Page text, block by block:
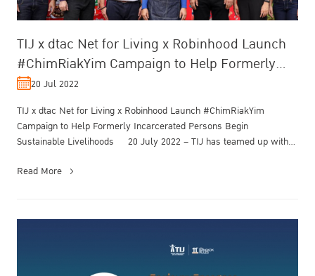
TIJ x dtac Net for Living x Robinhood Launch
#ChimRiakYim Campaign to Help Formerly
Incarcerated Persons Begin Sustainab...
20 Jul 2022
TIJ x dtac Net for Living x Robinhood Launch #ChimRiakYim
Campaign to Help Formerly Incarcerated Persons Begin
Sustainable Livelihoods 20 July 2022 – TIJ has teamed up with
Read More